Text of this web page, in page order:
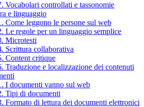
Vocabolari controllati e tassonomie
e linguaggio
Come leggono le persone sul web
Le regole per un linguaggio semplice
Microtesti
Scrittura collaborativa
Content critique
Traduzione e localizzazione dei contenuti
I documenti vanno sul web
Tipi di documenti
Formato di lettura dei documenti elettronici